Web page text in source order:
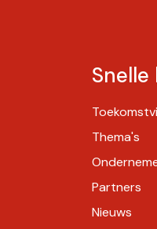
Snelle
Thema's
Partners
Nieuws